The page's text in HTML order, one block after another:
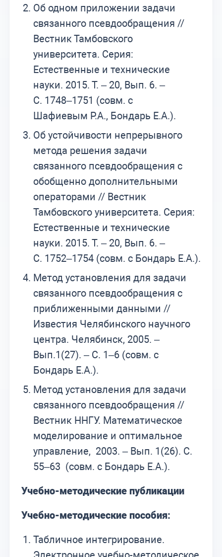
Об одном приложении задачи
связанного псевдообращения //
Вестник Тамбовского
университета. Серия:
Естественные и технические
науки. 2015. Т. – 20, Вып. 6. –
С. 1748–1751 (совм. с
Шафиевым Р.А., Бондарь Е.А.).
Об устойчивости непрерывного
метода решения задачи
связанного псевдообращения с
обобщенно дополнительными
операторами // Вестник
Тамбовского университета. Серия:
Естественные и технические
науки. 2015. Т. – 20, Вып. 6. –
С. 1752–1754 (совм. с Бондарь Е.А.).
Метод установления для задачи
связанного псевдообращения с
приближенными данными //
Известия Челябинского научного
центра. Челябинск, 2005. –
Вып.1(27). – С. 1–6 (совм. с
Бондарь Е.А.).
Метод установления для задачи
связанного псевдообращения //
Вестник ННГУ. Математическое
моделирование и оптимальное
управление, 2003. – Вып. 1(26). С.
55–63 (совм. с Бондарь Е.А.).
Учебно-методические публикации
Учебно-методические пособия:
Табличное интегрирование.